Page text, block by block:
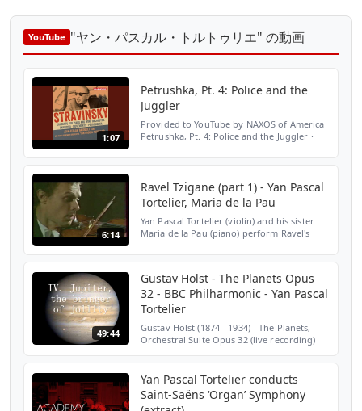
YouTube "ヤン・パスカル・トルトゥリエ" の動画
1:07
Petrushka, Pt. 4: Police and the
Juggler
Provided to YouTube by NAXOS of America
Petrushka, Pt. 4: Police and the Juggler ·
6:14
Ravel Tzigane (part 1) - Yan Pascal
Tortelier, Maria de la Pau
Yan Pascal Tortelier (violin) and his sister
Maria de la Pau (piano) perform Ravel's
49:44
Gustav Holst - The Planets Opus
32 - BBC Philharmonic - Yan Pascal
Tortelier
Gustav Holst (1874 - 1934) - The Planets,
Orchestral Suite Opus 32 (live recording)
the bri...
Yan Pascal Tortelier conducts
Saint-Saëns ‘Organ’ Symphony